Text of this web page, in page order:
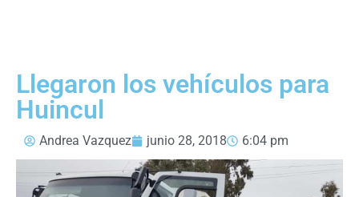
Llegaron los vehículos para
Huincul
Andrea Vazquez junio 28, 2018 6:04 pm